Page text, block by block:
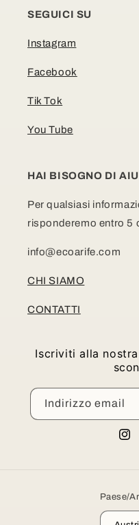
SEGUICI SU
Instagram
Facebook
Tik Tok
You Tube
HAI BISOGNO DI
Per qualsiasi
risponderemo entro 5
info@ecoarife.com
CHI SIAMO
CONTATTI
Iscriviti alla
Indirizzo email
Paese/